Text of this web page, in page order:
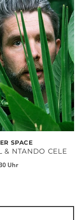
SPACE
& NTANDO CELE
Uhr